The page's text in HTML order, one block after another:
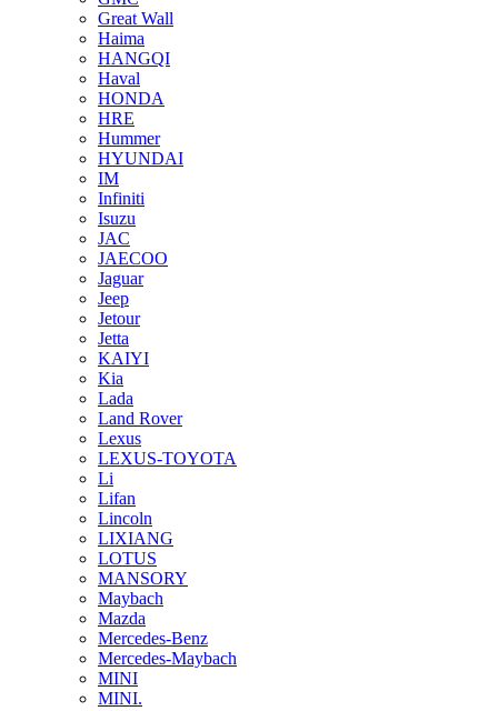
Great Wall
Haima
HANGQI
Haval
HONDA
HRE
Hummer
HYUNDAI
IM
Infiniti
Isuzu
JAC
JAECOO
Jaguar
Jeep
Jetour
Jetta
KAIYI
Kia
Lada
Land Rover
Lexus
LEXUS-TOYOTA
Li
Lifan
Lincoln
LIXIANG
LOTUS
MANSORY
Maybach
Mazda
Mercedes-Benz
Mercedes-Maybach
MINI
MINI.